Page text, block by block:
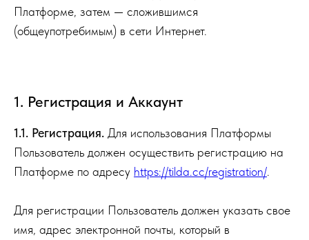
Платформе, затем — сложившимся
(общеупотребимым) в сети Интернет.
1. Регистрация и Аккаунт
1.1. Регистрация. Для использования Платформы
Пользователь должен осуществить регистрацию на
Платформе по адресу https://tilda.cc/registration/.
Для регистрации Пользователь должен указать свое
имя, адрес электронной почты, который в